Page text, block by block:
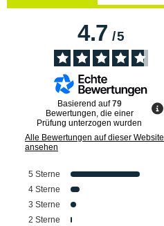
4.7/5
Basierend auf79
Bewertungen, die einer
Prüfung unterzogen wurden
Alle Bewertungen auf dieser Website
ansehen
5 Sterne
4 Sterne
3 Sterne
2 Sterne